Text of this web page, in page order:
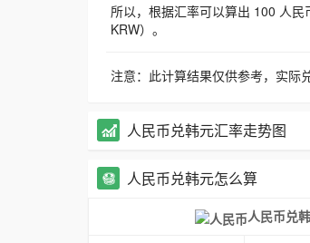
所以，根据汇率可以算出 100 人
KRW）。
注意：此计算结果仅供参考，实际
人民币兑韩元汇率走势图
人民币兑韩元怎么算
人民币兑